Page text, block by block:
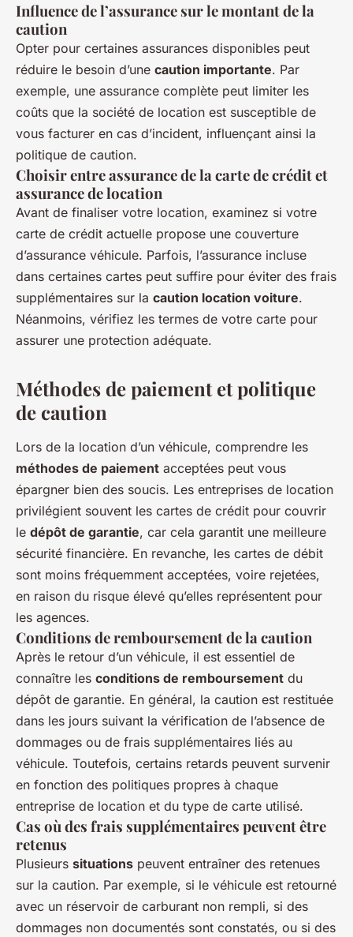
Influence de l’assurance sur le montant de la
caution
Opter pour certaines assurances disponibles peut
réduire le besoin d’une caution importante. Par
exemple, une assurance complète peut limiter les
coûts que la société de location est susceptible de
vous facturer en cas d’incident, influençant ainsi la
politique de caution.
Choisir entre assurance de la carte de crédit et
assurance de location
Avant de finaliser votre location, examinez si votre
carte de crédit actuelle propose une couverture
d’assurance véhicule. Parfois, l’assurance incluse
dans certaines cartes peut suffire pour éviter des frais
supplémentaires sur la caution location voiture.
Néanmoins, vérifiez les termes de votre carte pour
assurer une protection adéquate.
Méthodes de paiement et politique
de caution
Lors de la location d’un véhicule, comprendre les
méthodes de paiement acceptées peut vous
épargner bien des soucis. Les entreprises de location
privilégient souvent les cartes de crédit pour couvrir
le dépôt de garantie, car cela garantit une meilleure
sécurité financière. En revanche, les cartes de débit
sont moins fréquemment acceptées, voire rejetées,
en raison du risque élevé qu’elles représentent pour
les agences.
Conditions de remboursement de la caution
Après le retour d’un véhicule, il est essentiel de
connaître les conditions de remboursement du
dépôt de garantie. En général, la caution est restituée
dans les jours suivant la vérification de l’absence de
dommages ou de frais supplémentaires liés au
véhicule. Toutefois, certains retards peuvent survenir
en fonction des politiques propres à chaque
entreprise de location et du type de carte utilisé.
Cas où des frais supplémentaires peuvent être
retenus
Plusieurs situations peuvent entraîner des retenues
sur la caution. Par exemple, si le véhicule est retourné
avec un réservoir de carburant non rempli, si des
dommages non documentés sont constatés, ou si des